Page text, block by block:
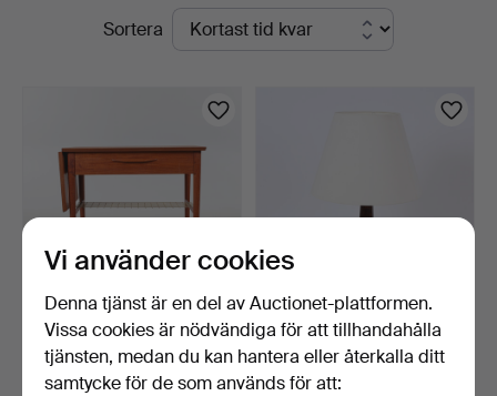
PågåendeSortera
Dansk design. Sidobord /
sybord av teak, 1…
ANNELISE & PER
LINNEMANN-SCHMIDT.
Palshus.…
6 dagar
Vi använder cookies
Denna tjänst är en del av Auctionet-plattformen.
Vissa cookies är nödvändiga för att tillhandahålla
tjänsten, medan du kan hantera eller återkalla ditt
samtycke för de som används för att: